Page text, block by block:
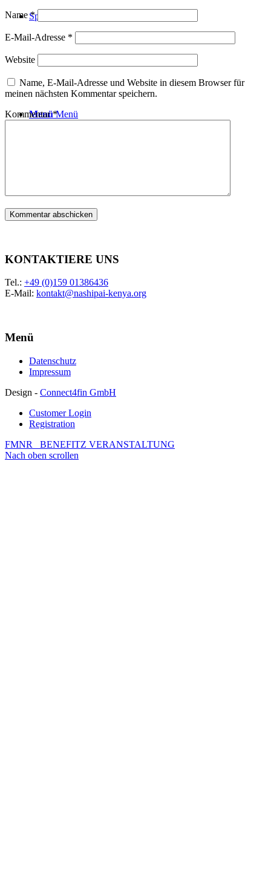
Spenden
Menü Menü
Name*
E-Mail-Adresse *
Website
Name, E-Mail-Adresse und Website in diesem Browser für
meinen nächsten Kommentar speichern.
Kommentar*
KONTAKTIERE UNS
Tel.: +49 (0)159 01386436
E-Mail: kontakt@nashipai-kenya.org
Menü
Datenschutz
Impressum
Design - Connect4fin GmbH
Customer Login
Registration
FMNR
BENEFITZ VERANSTALTUNG
Nach oben scrollen